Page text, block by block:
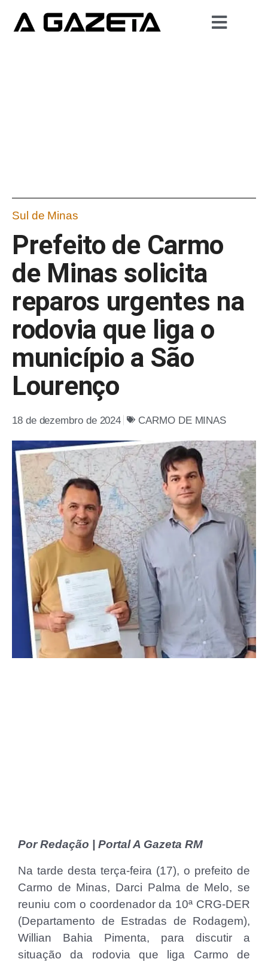
Sul de Minas
Prefeito de Carmo
de Minas solicita
reparos urgentes na
rodovia que liga o
município a São
Lourenço
18 de dezembro de 2024 CARMO DE MINAS
Por Redação | Portal A Gazeta RM
Na tarde desta terça-feira (17), o prefeito de
Carmo de Minas, Darci Palma de Melo, se
reuniu com o coordenador da 10ª CRG-DER
(Departamento de Estradas de Rodagem),
Willian Bahia Pimenta, para discutir a
situação da rodovia que liga Carmo de